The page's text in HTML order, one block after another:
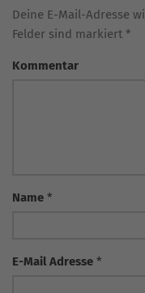
Deine E-Mail-Adresse
Felder sind markiert *
Kommentar
Name *
E-Mail Adresse *